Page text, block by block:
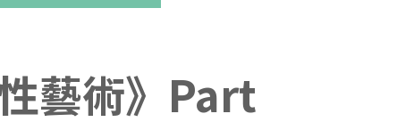
藝術》Part